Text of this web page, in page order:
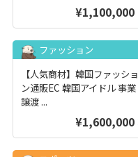
¥1,100,000
ファッション
【人気商材】韓国ファッショ
ン通販EC 韓国アイドル 事業
譲渡 ...
¥1,600,000